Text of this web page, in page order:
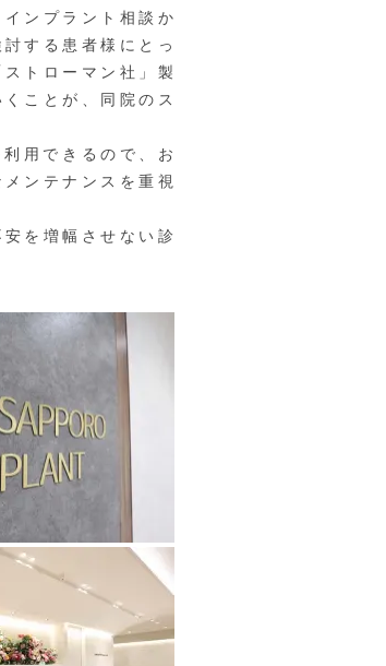
ンプラント相談か
する患者様にとっ
トローマン社」製
ことが、同院のス
用できるので、お
ンテナンスを重視
を増幅させない診